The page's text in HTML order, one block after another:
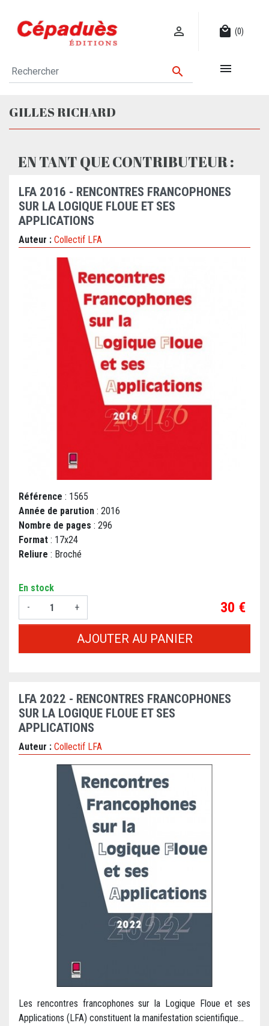
 local_mall (0)
 
GILLES RICHARD
EN TANT QUE CONTRIBUTEUR :
LFA 2016 - RENCONTRES FRANCOPHONES
SUR LA LOGIQUE FLOUE ET SES
APPLICATIONS
Auteur : Collectif LFA
Référence : 1565
Année de parution : 2016
Nombre de pages : 296
Format : 17x24
Reliure : Broché
En stock
-
+ Prix
30 €
AJOUTER AU PANIER
LFA 2022 - RENCONTRES FRANCOPHONES
SUR LA LOGIQUE FLOUE ET SES
APPLICATIONS
Auteur : Collectif LFA
Les rencontres francophones sur la Logique Floue et ses
Applications (LFA) constituent la manifestation scientifique...